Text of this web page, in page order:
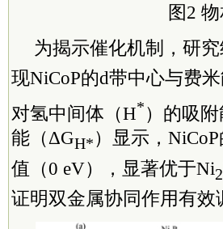
图2
为揭示催化机制，研
现NiCoP的d带中心与费
对氢中间体（H*）的吸
能（ΔGH*）显示，
值（0 eV），显著优于Ni2
证明双金属协同作用有